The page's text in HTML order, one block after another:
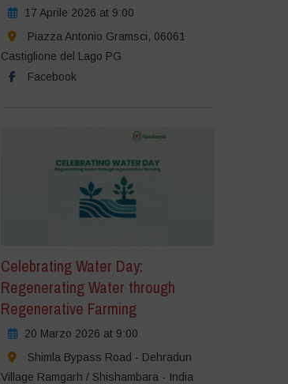
17 Aprile 2026 at 9:00
Piazza Antonio Gramsci, 06061
Castiglione del Lago PG
Facebook
Celebrating Water Day:
Regenerating Water through
Regenerative Farming
20 Marzo 2026 at 9:00
Shimla Bypass Road - Dehradun
Village Ramgarh / Shishambara - India